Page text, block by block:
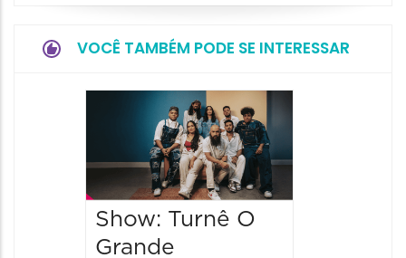
VOCÊ TAMBÉM PODE SE INTERESSAR
Show: Turnê O
Grande